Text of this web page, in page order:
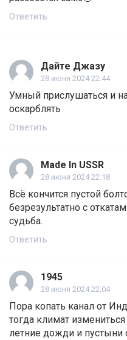
Ответить
Дайте Джазу
28 июня 2024 22:44
Умный прислушаться и
оскарблять
Ответить
Made In USSR
28 июня 2024 22:18
Всё кончится пустой
безрезультатно с
судьба.
Ответить
1945
28 июня 2024 22:04
Пора копать канал от
тогда климат
летние дожди и пустыни